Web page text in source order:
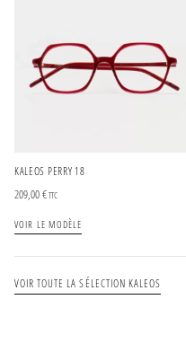
KALEOS PERRY 18
209,00€TTC
VOIR LE MODÈLE
VOIR TOUTE LA SÉLECTION KALEOS